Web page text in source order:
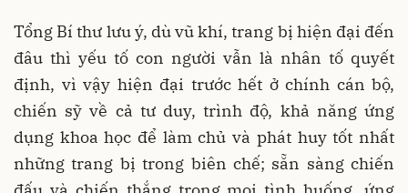
Tổng Bí thư lưu ý, dù vũ khí, trang bị hiện đại đến
đâu thì yếu tố con người vẫn là nhân tố quyết
định, vì vậy hiện đại trước hết ở chính cán bộ,
chiến sỹ về cả tư duy, trình độ, khả năng ứng
dụng khoa học để làm chủ và phát huy tốt nhất
những trang bị trong biên chế; sẵn sàng chiến